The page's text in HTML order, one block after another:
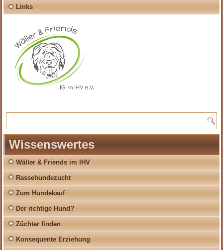
Links
Wissenswertes
Wäller & Friends im IHV
Rassehundezucht
Zum Hundekauf
Der richtige Hund?
Züchter finden
Konsequente Erziehung